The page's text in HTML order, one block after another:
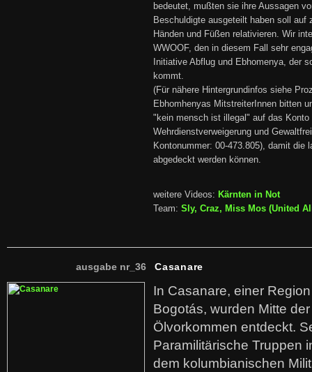
bedeutet, mußten sie ihre Aussagen
Beschuldigte ausgeteilt haben soll auf
Händen und Füßen relativieren. Wir
WWOOF, den in diesem Fall sehr
Initiative Abflug und Ebhomenya, der
kommt.
(Für nähere Hintergrundinfos siehe
Ebhomhenyas MitstreiterInnen bitten
"kein mensch ist illegal" auf das Konto
Wehrdienstverweigerung und
Kontonummer: 00-473.805), damit die
abgedeckt werden können.
weitere Videos: Kärnten in Not
Team: Sly, Craz, Miss Mos (United
ausgabe nr_36 Casanare
In Casanare, einer
Bogotás, wurden Mitte
Ölvorkommen entdeckt.
Paramilitärische Truppen
dem kolumbianischen